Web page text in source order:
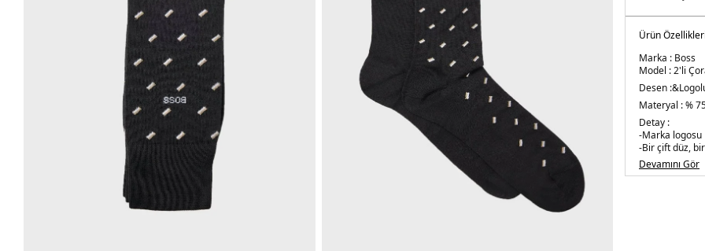
Ürün Özellikleri
Marka : Boss
Model :2'li
Desen :&
Materyal :%
Detay :
-Marka logosu
-Bir çift düz,
- Pamuklu
Devamını Gör